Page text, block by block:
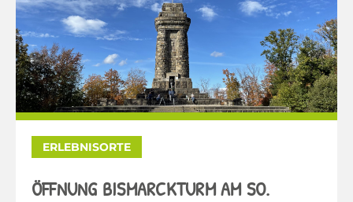
ERLEBNISORTE
ÖFFNUNG BISMARCKTURM AM SO.